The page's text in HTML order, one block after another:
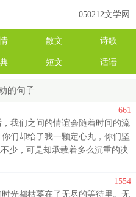
050212文学网
散文 诗歌
短文 话语
的句子
661
我们之间的情谊会随着时间的流
们却给了我一颗定心丸，你们坚
少，可是却承载着多么沉重的决
1554
光都枯萎在了无尽的等待里。无